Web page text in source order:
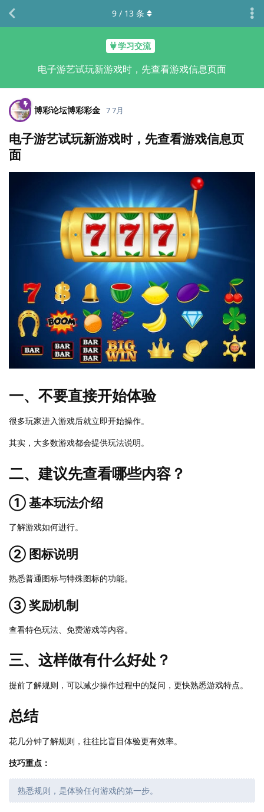
学习交流
电子游艺试玩新游戏时，先查看游戏信息页面
9 / 13 条
博彩论坛博彩彩金 7 7月
电子游艺试玩新游戏时，先查看游戏信息页
面
一、不要直接开始体验
很多玩家进入游戏后就立即开始操作。
其实，大多数游戏都会提供玩法说明。
二、建议先查看哪些内容？
① 基本玩法介绍
了解游戏如何进行。
② 图标说明
熟悉普通图标与特殊图标的功能。
③ 奖励机制
查看特色玩法、免费游戏等内容。
三、这样做有什么好处？
提前了解规则，可以减少操作过程中的疑问，更快熟悉游戏特点。
总结
花几分钟了解规则，往往比盲目体验更有效率。
技巧重点：
熟悉规则，是体验任何游戏的第一步。